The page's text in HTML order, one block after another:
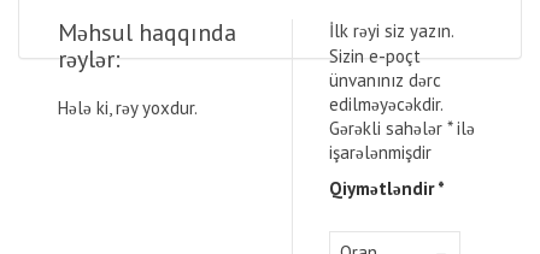
Məhsul haqqında
rəylər:
Hələ ki, rəy yoxdur.
İlk rəyi siz yazın.
Sizin e-poçt
ünvanınız dərc
edilməyəcəkdir.
Gərəkli sahələr *ilə
işarələnmişdir
Qiymətləndir*